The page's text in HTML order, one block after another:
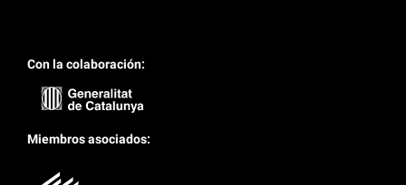
Con la colaboración:
Miembros asociados: